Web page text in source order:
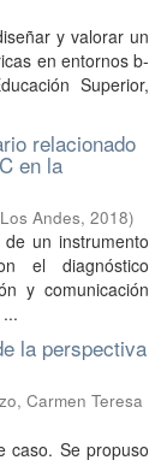
y valorar un
en entornos b-
Superior,
relacionado
en la
Andes, 2018)
un instrumento
el diagnóstico
y comunicación
la perspectiva
Carmen Teresa
caso. Se propuso